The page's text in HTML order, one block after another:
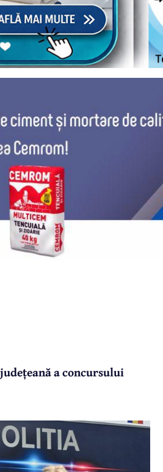
a concursului